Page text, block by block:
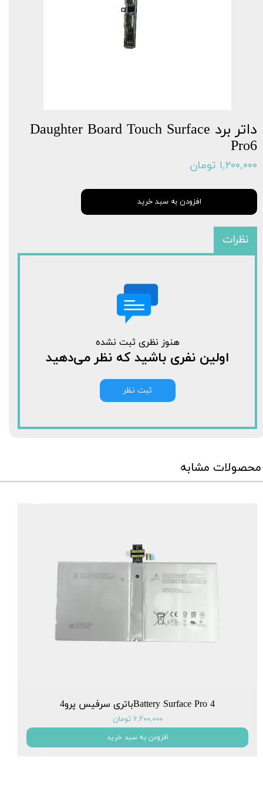
داتر برد Daughter Board Touch Surface
Pro6
۱,۲۰۰,۰۰۰ تومان
افزودن به سبد خرید
نظرات
هنوز نظری ثبت نشده
اولین نفری باشید که نظر می‌دهید
ثبت نظر
محصولات مشابه
Battery Surface Pro 4باتری سرفیس پرو4
۶,۲۰۰,۰۰۰ تومان
افزودن به سبد خرید